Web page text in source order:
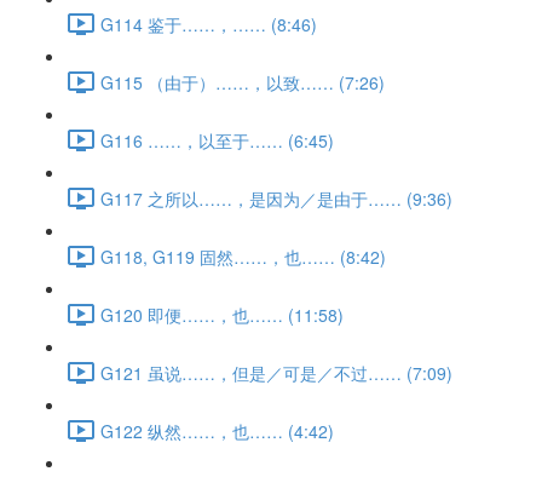
G114 鉴于……，…… (8:46)
G115 （由于）……，以致…… (7:26)
G116 ……，以至于…… (6:45)
G117 之所以……，是因为／是由于…… (9:36)
G118, G119 固然……，也…… (8:42)
G120 即便……，也…… (11:58)
G121 虽说……，但是／可是／不过…… (7:09)
G122 纵然……，也…… (4:42)